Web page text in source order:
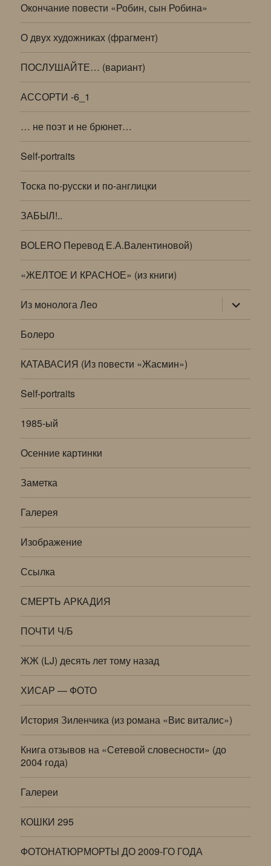
Окончание повести «Робин, сын Робина»
О двух художниках (фрагмент)
ПОСЛУШАЙТЕ… (вариант)
АССОРТИ -6_1
… не поэт и не брюнет…
Self-portraits
Тоска по-русски и по-англицки
ЗАБЫЛ!..
BOLERO Перевод Е.А.Валентиновой)
«ЖЕЛТОЕ И КРАСНОЕ» (из книги)
Из монолога Лео раскрыть
дочернее
меню
Болеро
КАТАВАСИЯ (Из повести «Жасмин»)
Self-portraits
1985-ый
Осенние картинки
Заметка
Галерея
Изображение
Ссылка
СМЕРТЬ АРКАДИЯ
ПОЧТИ Ч/Б
ЖЖ (LJ) десять лет тому назад
ХИСАР — ФОТО
История Зиленчика (из романа «Вис виталис»)
Книга отзывов на «Сетевой словесности» (до
2004 года)
Галереи
КОШКИ 295
ФОТОНАТЮРМОРТЫ ДО 2009-ГО ГОДА